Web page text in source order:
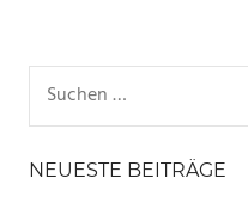
nach:
NEUESTE BEITRÄGE